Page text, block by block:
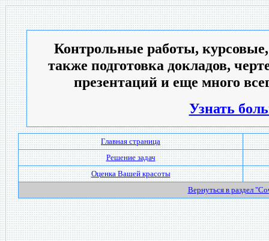
Контрольные работы,
также подготовка докладов,
презентаций и еще много
Узнать
Главная страница
Решение задач
Оценка Вашей красоты
Вернуться в раздел